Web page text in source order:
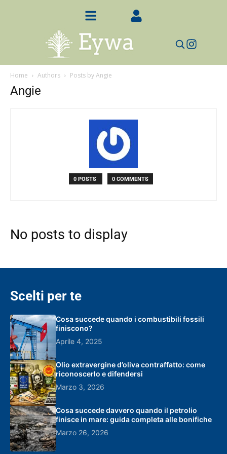
Home Authors Posts by Angie
Angie
0 POSTS 0 COMMENTS
No posts to display
Scelti per te
Cosa succede quando i combustibili fossili
finiscono?
Aprile 4, 2025
Olio extravergine d’oliva contraffatto: come
riconoscerlo e difendersi
Marzo 3, 2026
Cosa succede davvero quando il petrolio
finisce in mare: guida completa alle bonifiche
Marzo 26, 2026